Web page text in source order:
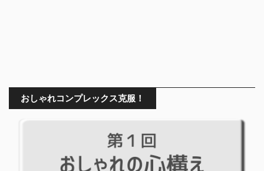
おしゃれコンプレックス克服！